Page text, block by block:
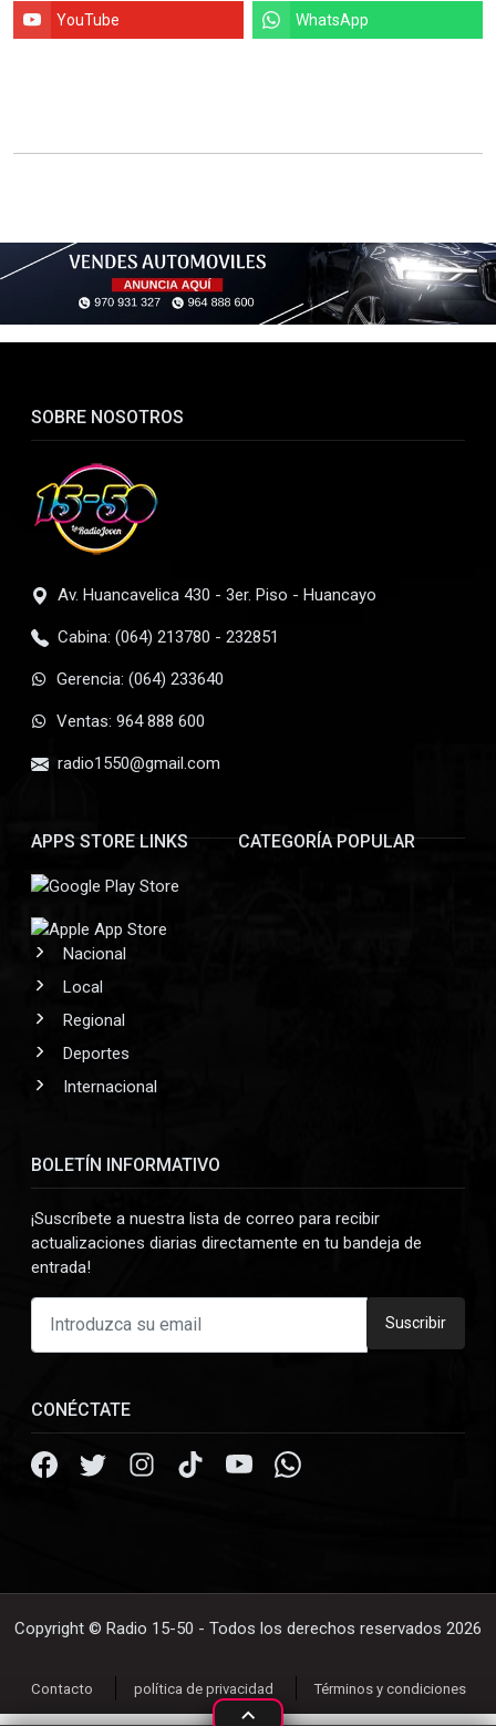
YouTube WhatsApp
SOBRE NOSOTROS
Av. Huancavelica 430 - 3er. Piso - Huancayo
Cabina: (064) 213780 - 232851
Gerencia: (064) 233640
Ventas: 964 888 600
radio1550@gmail.com
APPS STORE LINKS CATEGORÍA POPULAR
Nacional
Local
Regional
Deportes
Internacional
BOLETÍN INFORMATIVO
¡Suscríbete a nuestra lista de correo para recibir
actualizaciones diarias directamente en tu bandeja de
entrada!
Suscribir
CONÉCTATE
Copyright © Radio 15-50 - Todos los derechos reservados 2026
Contacto política de privacidad Términos y condiciones